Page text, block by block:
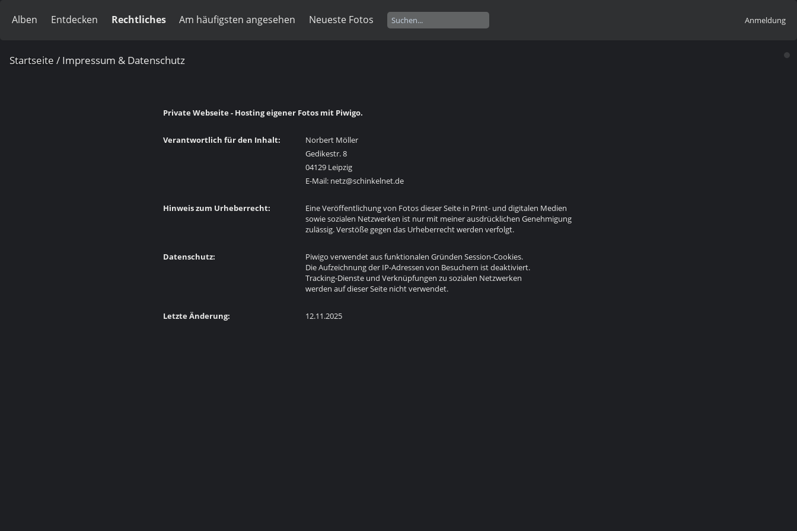
Alben Entdecken Rechtliches Am häufigsten angesehen Neueste Fotos Anmeldung
Startseite / Impressum & Datenschutz
Private Webseite - Hosting eigener Fotos mit Piwigo.
Verantwortlich für den Inhalt:
Norbert Möller
Gedikestr. 8
04129 Leipzig
E-Mail: netz@schinkelnet.de
Hinweis zum Urheberrecht:
Eine Veröffentlichung von Fotos dieser Seite in Print- und digitalen Medien
sowie sozialen Netzwerken ist nur mit meiner ausdrücklichen Genehmigung
zulässig. Verstöße gegen das Urheberrecht werden verfolgt.
Datenschutz:
Piwigo verwendet aus funktionalen Gründen Session-Cookies.
Die Aufzeichnung der IP-Adressen von Besuchern ist deaktiviert.
Tracking-Dienste und Verknüpfungen zu sozialen Netzwerken
werden auf dieser Seite nicht verwendet.
Letzte Änderung: 12.11.2025